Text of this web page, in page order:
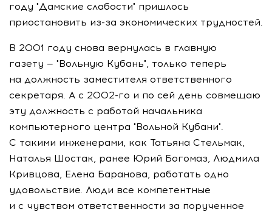
году "Дамские слабости" пришлось
приостановить из-за экономических трудностей.
В 2001 году снова вернулась в главную
газету — "Вольную Кубань", только теперь
на должность заместителя ответственного
секретаря. А с 2002-го и по сей день совмещаю
эту должность с работой начальника
компьютерного центра "Вольной Кубани".
С такими инженерами, как Татьяна Стельмак,
Наталья Шостак, ранее Юрий Богомаз, Людмила
Кривцова, Елена Баранова, работать одно
удовольствие. Люди все компетентные
и с чувством ответственности за порученное